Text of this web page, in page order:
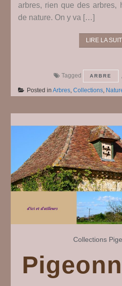
arbres, rien que des arbres,
de nature. On y va […]
LIRE LA
Tagged ARBRE
Posted inArbres ,Collections
Collections